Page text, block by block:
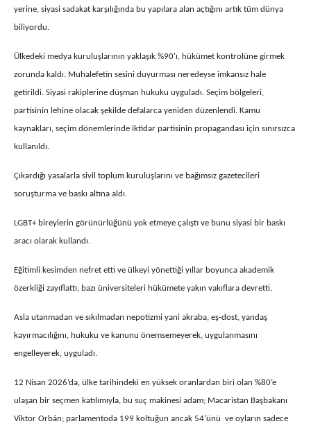
yerine, siyasi sadakat karşılığında bu yapılara alan açtığını artık tüm dünya
biliyordu.
Ülkedeki medya kuruluşlarının yaklaşık %90'ı, hükümet kontrolüne girmek
zorunda kaldı. Muhalefetin sesini duyurması neredeyse imkansız hale
getirildi. Siyasi rakiplerine düşman hukuku uyguladı. Seçim bölgeleri,
partisinin lehine olacak şekilde defalarca yeniden düzenlendi. Kamu
kaynakları, seçim dönemlerinde iktidar partisinin propagandası için sınırsızca
kullanıldı.
Çıkardığı yasalarla sivil toplum kuruluşlarını ve bağımsız gazetecileri
soruşturma ve baskı altına aldı.
LGBT+ bireylerin görünürlüğünü yok etmeye çalıştı ve bunu siyasi bir baskı
aracı olarak kullandı.
Eğitimli kesimden nefret etti ve ülkeyi yönettiği yıllar boyunca akademik
özerkliği zayıflattı, bazı üniversiteleri hükümete yakın vakıflara devretti.
Asla utanmadan ve sıkılmadan nepotizmi yani akraba, eş-dost, yandaş
kayırmacılığını, hukuku ve kanunu önemsemeyerek, uygulanmasını
engelleyerek, uyguladı.
12 Nisan 2026’da, ülke tarihindeki en yüksek oranlardan biri olan %80’e
ulaşan bir seçmen katılımıyla, bu suç makinesi adam; Macaristan Başbakanı
Viktor Orbán; parlamentoda 199 koltuğun ancak 54’ünü ve oyların sadece